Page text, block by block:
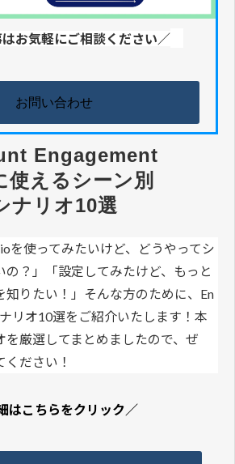
お気軽にご相談ください／
お問い合わせ
Engagement
使えるシーン別
ナリオ10選
を使ってみたいけど、どうやってシ
の？」「設定してみたけど、もっと
知りたい！」そんな方のために、En
リオ10選をご紹介いたします！本
を厳選してまとめましたので、ぜ
ださい！
はこちらをクリック／